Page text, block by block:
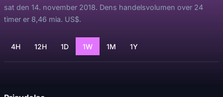
sat den 14. november 2018. Dens handelsvolumen over 24
timer er 8,46 mia. US$.
4H 12H 1D 1W 1M 1Y